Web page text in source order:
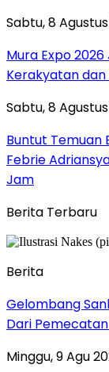
Sabtu, 8
Mura Expo
Kerakyatan dan
Sabtu, 8
Buntut Temuan
Febrie
Jam
Berita Terbaru
Berita
Gelombang
Dari
Minggu, 9 Agu